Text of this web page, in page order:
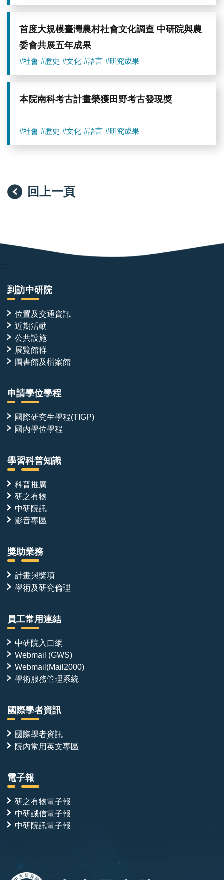
首度大規模臺灣農村社會文化調查 中研院與農
委會共展五年成果
#社會 #歷史 #文化 #語言 #研究成果
本院南科考古計畫榮獲田野考古發現獎
#社會 #歷史 #文化 #語言 #研究成果
回上一頁
:::
到訪中研院
位置及交通資訊
近期活動
公共設施
展覽館群
圖書館及檔案館
申請學位學程
國際研究生學程(TIGP)
國內學位學程
學習科普知識
科普推廣
研之有物
中研院訊
影音專區
獎助業務
計畫與獎項
學術及研究倫理
員工常用連結
中研院入口網
Webmail (GWS)
Webmail(Mail2000)
學術服務管理系統
國際學者資訊
國際學者資訊
院內常用英文專區
電子報
研之有物電子報
中研誠信電子報
中研院訊電子報